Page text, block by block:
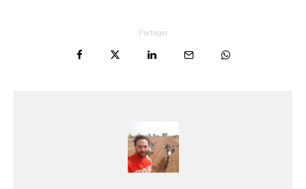
Partager